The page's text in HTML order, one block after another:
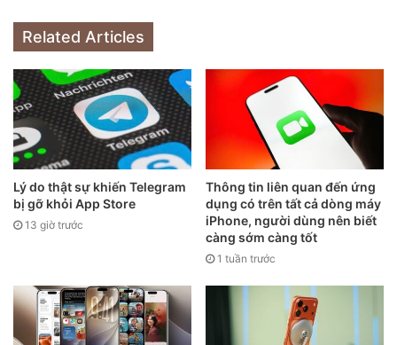
Bộ tứ iPhone 12.
Related Articles
Lý do thật sự khiến Telegram
bị gỡ khỏi App Store
13 giờ trước
Thông tin liên quan đến ứng
dụng có trên tất cả dòng máy
iPhone, người dùng nên biết
càng sớm càng tốt
1 tuần trước